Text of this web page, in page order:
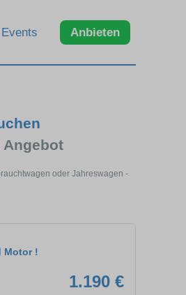
Anbieten
Angebot
oder Jahreswagen -
Motor !
1.190 €